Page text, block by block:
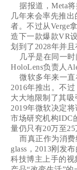
据报道，Meta将
几年来会率先推
者。不过从Verge
造下一款爆款VR
划到了2028年并
几乎是在同一时
HoloLens负责人
微软多年来一直
2016年推出。不
大大地限制了其吸
2019年微软决定
市场研究机构IDC
量仍只有20万至25
而真正作为消费
glass，2013刚发
科技博主上手的